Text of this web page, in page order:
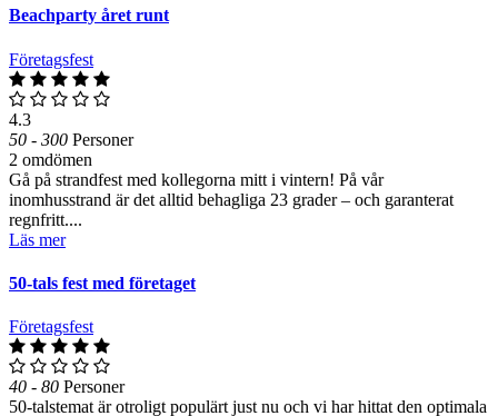
Beachparty året runt
Företagsfest
4.3
50 - 300 Personer
2 omdömen
Gå på strandfest med kollegorna mitt i vintern! På vår
inomhusstrand är det alltid behagliga 23 grader – och garanterat
regnfritt....
Läs mer
50-tals fest med företaget
Företagsfest
40 - 80 Personer
50-talstemat är otroligt populärt just nu och vi har hittat den optimala